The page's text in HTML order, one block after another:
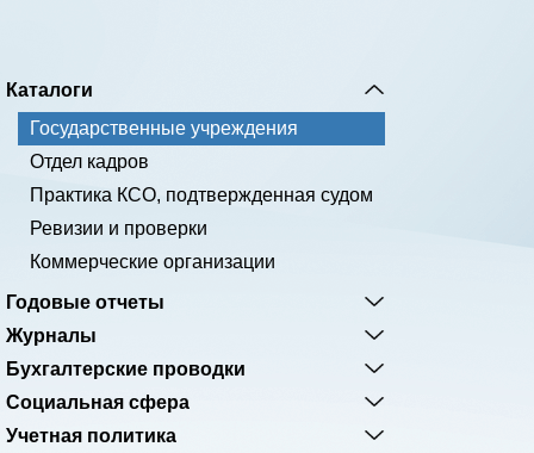
Каталоги
Государственные учреждения
Отдел кадров
Практика КСО, подтвержденная судом
Ревизии и проверки
Коммерческие организации
Годовые отчеты
Журналы
Бухгалтерские проводки
Социальная сфера
Учетная политика